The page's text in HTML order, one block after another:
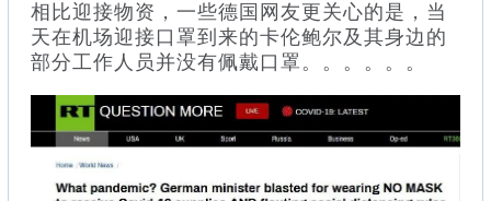
相比迎接物资，一些德国网友更关心的是，当
天在机场迎接口罩到来的卡伦鲍尔及其身边的
部分工作人员并没有佩戴口罩。。。。。。